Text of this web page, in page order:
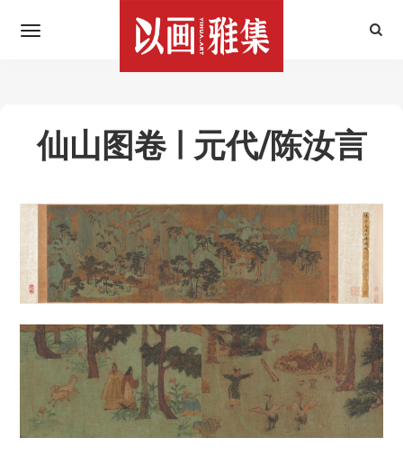
仙山图卷 | 元代/陈汝言